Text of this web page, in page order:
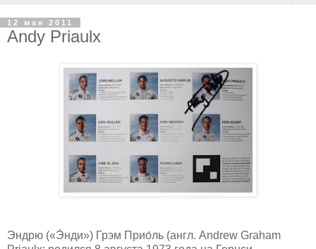
12 мая 2011
Andy Priaulx
Эндрю («Э́нди») Грэм Прио́ль (англ. Andrew Graham